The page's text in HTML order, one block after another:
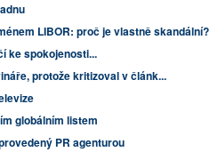
LIBOR: proč je vlastně skandální?
ke spokojenosti...
protože kritizoval v článk...
globálním listem
PR agenturou